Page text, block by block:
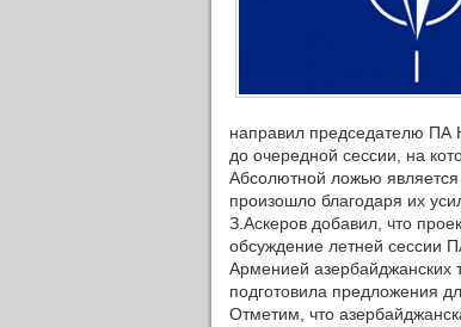
направил председателю ПА
до очередной сессии, на
Абсолютной ложью
произошло благодаря их
З.Аскеров добавил, что
обсуждение летней сессии
Арменией азербайджанских
подготовила предложения
Отметим, что